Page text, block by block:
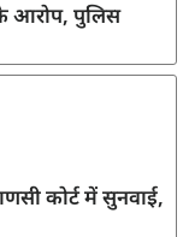
आरोप, पुलिस
कोर्ट में सुनवाई,